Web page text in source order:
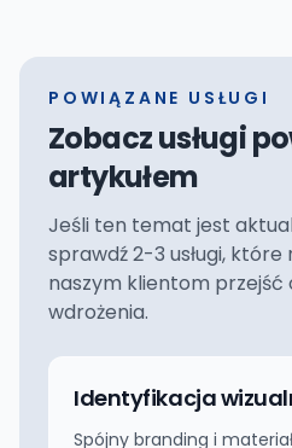
POWIĄZANE USŁUGI
Zobacz usługi
artykułem
Jeśli ten temat jest
sprawdź 2-3 usługi,
naszym klientom przejść
wdrożenia.
Identyfikacja
Spójny branding i